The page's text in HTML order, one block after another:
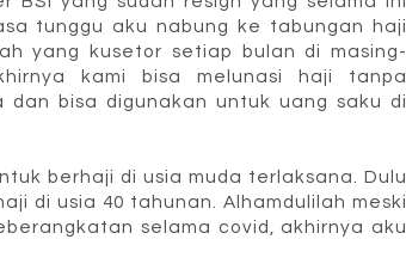
tunggu aku nabung ke tabungan haji
yang kusetor setiap bulan di masing-
kami bisa melunasi haji tanpa
dan bisa digunakan untuk uang saku di
berhaji di usia muda terlaksana. Dulu
di usia 40 tahunan. Alhamdulilah meski
selama covid, akhirnya aku